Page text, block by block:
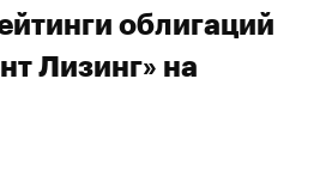
облигаций
Лизинг» на